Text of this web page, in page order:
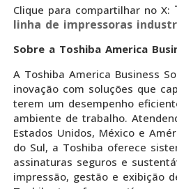
Clique para compartilhar no X:
linha de impressoras
Sobre a Toshiba America
A Toshiba America Business
inovação com soluções que
terem um desempenho
ambiente de trabalho.
Estados Unidos, México e
do Sul, a Toshiba oferece
assinaturas seguros e
impressão, gestão e exibição